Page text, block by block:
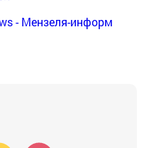
- Мензеля-информ